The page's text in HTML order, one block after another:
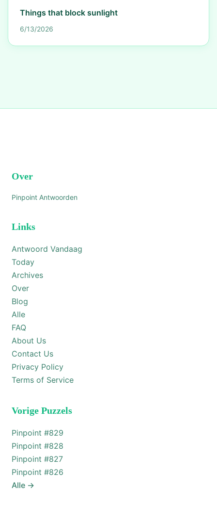
Things that block sunlight
6/13/2026
Over
Pinpoint Antwoorden
Links
Antwoord Vandaag
Today
Archives
Over
Blog
Alle
FAQ
About Us
Contact Us
Privacy Policy
Terms of Service
Vorige Puzzels
Pinpoint #829
Pinpoint #828
Pinpoint #827
Pinpoint #826
Alle →